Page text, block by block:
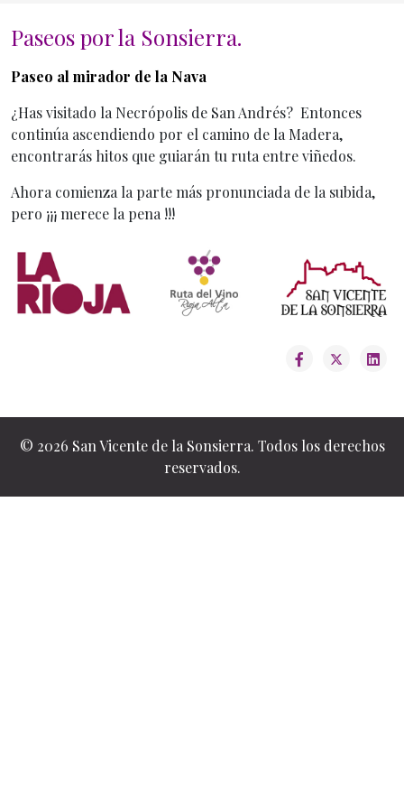
Inicio General
Paseos por la Sonsierra.
Paseo al mirador de la Nava
¿Has visitado la Necrópolis de San Andrés? Entonces
continúa ascendiendo por el camino de la Madera,
encontrarás hitos que guiarán tu ruta entre viñedos.
Ahora comienza la parte más pronunciada de la subida,
pero ¡¡¡ merece la pena !!!
© 2026 San Vicente de la Sonsierra. Todos los derechos
reservados.